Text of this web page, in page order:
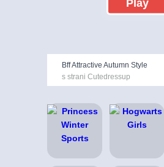
Play
Bff Attractive Autumn Style
s strani Cutedressup